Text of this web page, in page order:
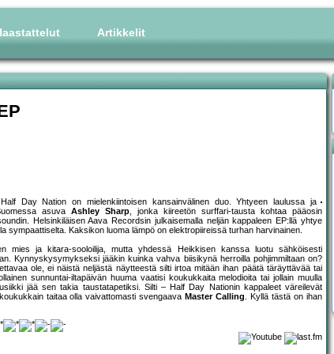
Artikkelit
Day Nation on mielenkiintoisen kansainvälinen duo. Yhtyeen laulussa ja
asuva Ashley Sharp, jonka kiireetön surffari-tausta kohtaa pääosin
Helsinkiläisen Aava Recordsin julkaisemalla neljän kappaleen EP:llä yhtye
sympaattiselta. Kaksikon luoma lämpö on elektropiireissä turhan harvinainen.
mies ja kitara-sooloilija, mutta yhdessä Heikkisen kanssa luotu sähköisesti
Kynnyskysymykseksi jääkin kuinka vahva biisikynä herroilla pohjimmiltaan on?
ole, ei näistä neljästä näytteestä silti irtoa mitään ihan päätä täräyttävää tai
sunnuntai-iltapäivän huuma vaatisi koukukkaita melodioita tai jollain muulla
jää sen takia taustatapetiksi. Silti – Half Day Nationin kappaleet väreilevät
taitaa olla vaivattomasti svengaava Master Calling. Kyllä tästä on ihan